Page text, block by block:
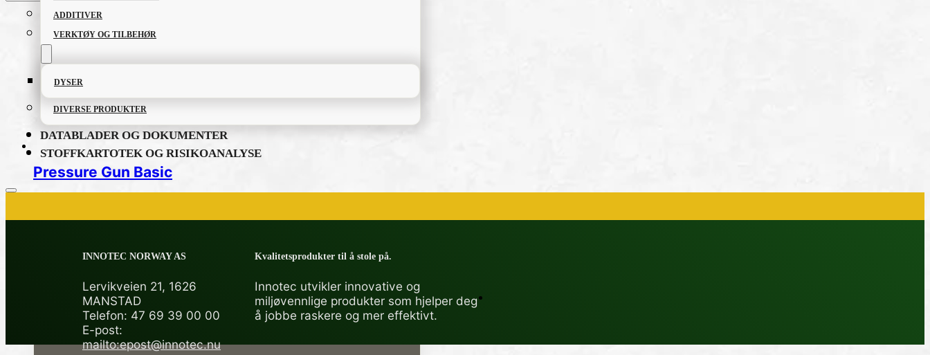
ADDITIVER
VERKTØY OG TILBEHØR
DYSER
DIVERSE PRODUKTER
DATABLADER OG DOKUMENTER
STOFFKARTOTEK OG RISIKOANALYSE
GRUNNING OG LAKK
LIM OG TETTEMASSER
Pressure Gun Basic
INNOTEC NORWAY AS
Lervikveien 21, 1626
MANSTAD
Telefon: 47 69 39 00 00
E-post:
mailto:epost@innotec.nu
Kvalitetsprodukter til å stole på.
Innotec utvikler innovative og
miljøvennlige produkter som hjelper deg
å jobbe raskere og mer effektivt.